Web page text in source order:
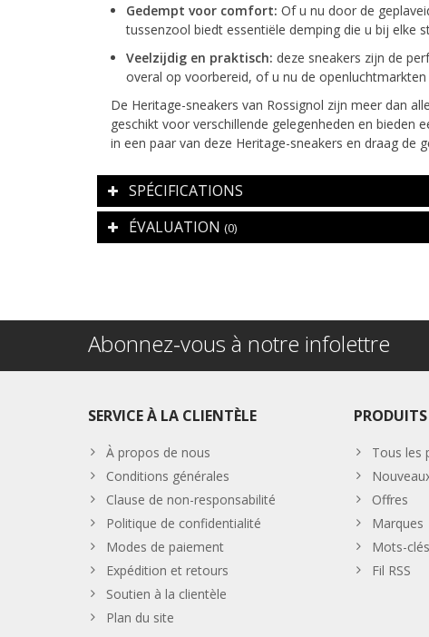
Gedempt voor comfort: Of u nu door de
tussenzool biedt essentiële demping die u bij elke
Veelzijdig en praktisch: deze sneakers zijn de
overal op voorbereid, of u nu de
De Heritage-sneakers van Rossignol zijn meer dan
geschikt voor verschillende gelegenheden en
in een paar van deze Heritage-sneakers en draag
SPÉCIFICATIONS
ÉVALUATION (0)
Abonnez-vous à notre infolettre
SERVICE À LA CLIENTÈLE
À propos de nous
Conditions générales
Clause de non-responsabilité
Politique de confidentialité
Modes de paiement
Expédition et retours
Soutien à la clientèle
Plan du site
PRODUITS
Tous les
Offres
Marques
Mots-clés
Fil RSS